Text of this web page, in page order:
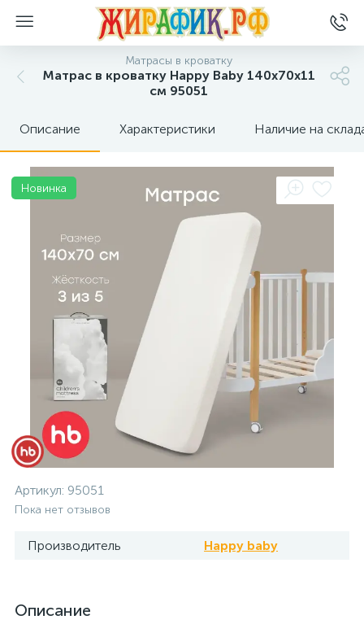
Матрасы в кроватку
Матрас в кроватку Happy Baby 140х70х11
см 95051
Описание Характеристики Наличие на
Новинка
Артикул: 95051
Пока нет отзывов
Производитель Happy baby
Описание